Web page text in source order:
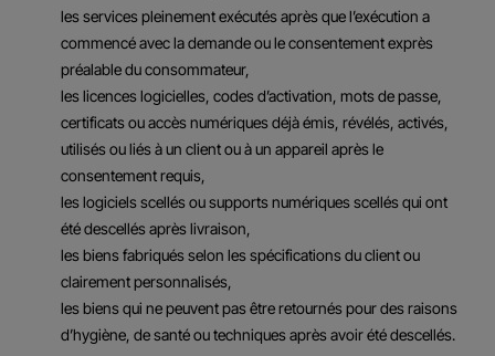
les services pleinement exécutés après que l’exécution a
commencé avec la demande ou le consentement exprès
préalable du consommateur,
les licences logicielles, codes d’activation, mots de passe,
certificats ou accès numériques déjà émis, révélés, activés,
utilisés ou liés à un client ou à un appareil après le
consentement requis,
les logiciels scellés ou supports numériques scellés qui ont
été descellés après livraison,
les biens fabriqués selon les spécifications du client ou
clairement personnalisés,
les biens qui ne peuvent pas être retournés pour des raisons
d’hygiène, de santé ou techniques après avoir été descellés.